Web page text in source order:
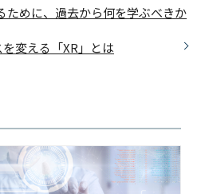
ために、過去から何を学ぶべきか
変える「XR」とは